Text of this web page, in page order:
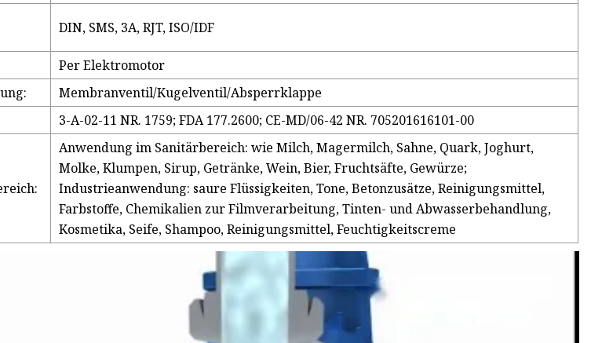
DIN, SMS, 3A, RJT, ISO/IDF
Per Elektromotor
Membranventil/Kugelventil/Absperrklappe
3-A-02-11 NR. 1759; FDA 177.2600; CE-MD/06-42 NR. 705201616101-00
Anwendung im Sanitärbereich: wie Milch, Magermilch, Sahne, Quark, Joghurt,
Molke, Klumpen, Sirup, Getränke, Wein, Bier, Fruchtsäfte, Gewürze;
Industrieanwendung: saure Flüssigkeiten, Tone, Betonzusätze, Reinigungsmittel,
Farbstoffe, Chemikalien zur Filmverarbeitung, Tinten- und Abwasserbehandlung,
Kosmetika, Seife, Shampoo, Reinigungsmittel, Feuchtigkeitscreme